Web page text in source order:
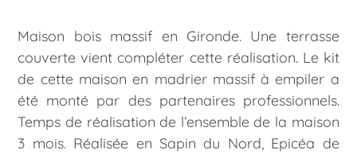
Maison bois massif en Gironde. Une terrasse
couverte vient compléter cette réalisation. Le kit
de cette maison en madrier massif à empiler a
été monté par des partenaires professionnels.
Temps de réalisation de l’ensemble de la maison
3 mois. Réalisée en Sapin du Nord, Epicéa de